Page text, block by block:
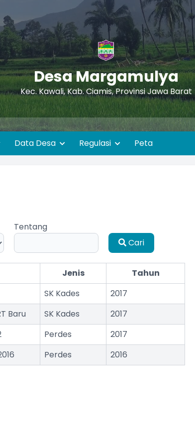
Desa Margamulya
Kec. Kawali, Kab. Ciamis, Provinsi Jawa Barat
Data Desa Regulasi Peta
Tentang
Cari
Jenis
Tahun
SK Kades
2017
Baru
SK Kades
2017
Perdes
2017
Perdes 2016